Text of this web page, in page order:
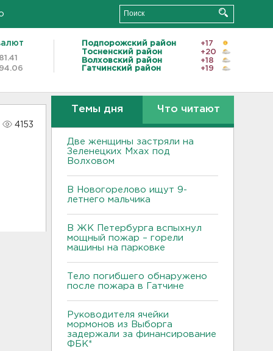
81.41
94.06
Подпорожский район
+17
Тосненский район
+20
Волховский район
+18
Гатчинский район
+19
4153
Темы дня Что читают
Две женщины застряли на
Зеленецких Мхах под
Волховом
В Новогорелово ищут 9-
летнего мальчика
В ЖК Петербурга вспыхнул
мощный пожар – горели
машины на парковке
Тело погибшего обнаружено
после пожара в Гатчине
Руководителя ячейки
мормонов из Выборга
задержали за финансирование
ФБК*